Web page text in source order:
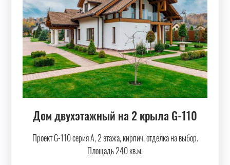
Дом двухэтажный на 2 крыла G-110
Проект G-110 серия А, 2 этажа, кирпич, отделка на выбор.
Площадь 240 кв.м.